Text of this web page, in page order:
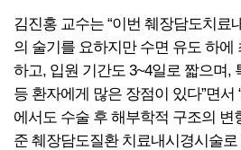
김진홍 교수는 “이번 췌장담도치료
의 술기를 요하지만 수면 유도 하에
하고, 입원 기간도 3~4일로 짧으며,
등 환자에게 많은 장점이 있다”면서
에서도 수술 후 해부학적 구조의 변
준 췌장담도질환 치료내시경시술